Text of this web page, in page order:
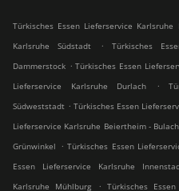
Türkisches Essen Lieferservice Karlsruhe
Karlsruhe Südstadt
.
Türkisches
Dammerstock . Türkisches Essen
Lieferservice Karlsruhe Durlach
.
Südweststadt . Türkisches Essen
Lieferservice Karlsruhe Beiertheim - Bulach
Grünwinkel
. Türkisches Essen
Essen Lieferservice Karlsruhe
Karlsruhe Mühlburg
. Türkisches